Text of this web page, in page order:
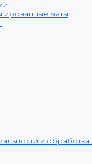
маты
и